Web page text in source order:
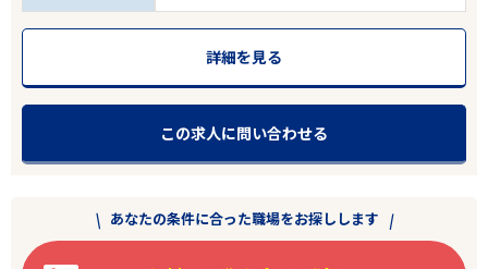
詳細を見る
この求人に問い合わせる
あなたの条件に合った職場をお探しします